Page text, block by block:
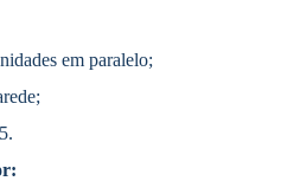
em paralelo;